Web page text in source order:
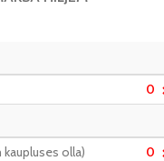
0
olla)
0